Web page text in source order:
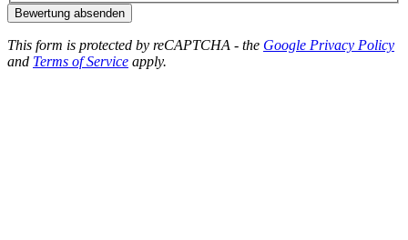
Bewertung absenden
This form is protected by reCAPTCHA - the Google Privacy Policy
and Terms of Service apply.